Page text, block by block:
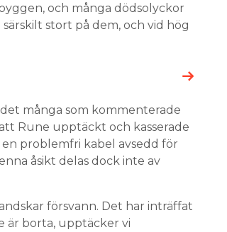
och många dödsolyckor
stort på dem, och vid hög
många som kommenterade
Rune upptäckt och kasserade
problemfri kabel avsedd för
åsikt delas dock inte av
försvann. Det har inträffat
är borta, upptäcker vi